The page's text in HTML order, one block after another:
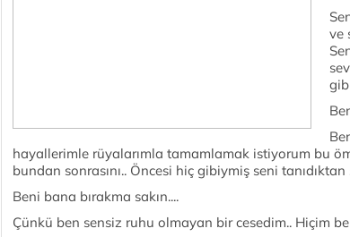
ve
hayallerimle rüyalarımla tamamlamak istiyorum bu
bundan sonrasını.. Öncesi hiç gibiymiş seni
Beni bana bırakma sakın....
Çünkü ben sensiz ruhu olmayan bir cesedim.. Hiçim